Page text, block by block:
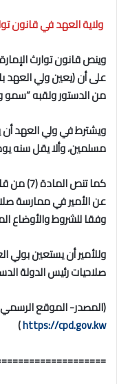
ولاية العهد في قانون
على أن (يعين ولي العهد
من الدستور ولقبه “سمو
ويشترط في ولي العهد أن
مسلمين، وألا يقل سنه
كما تنص
عن الأمير في ممارسة
وفقا للشروط والأوضاع المبينة في
وللأمير أن يستعين بولي
صلاحيات رئيس الدولة
(المصدر-الموقع
https://cpd.gov.kw
)